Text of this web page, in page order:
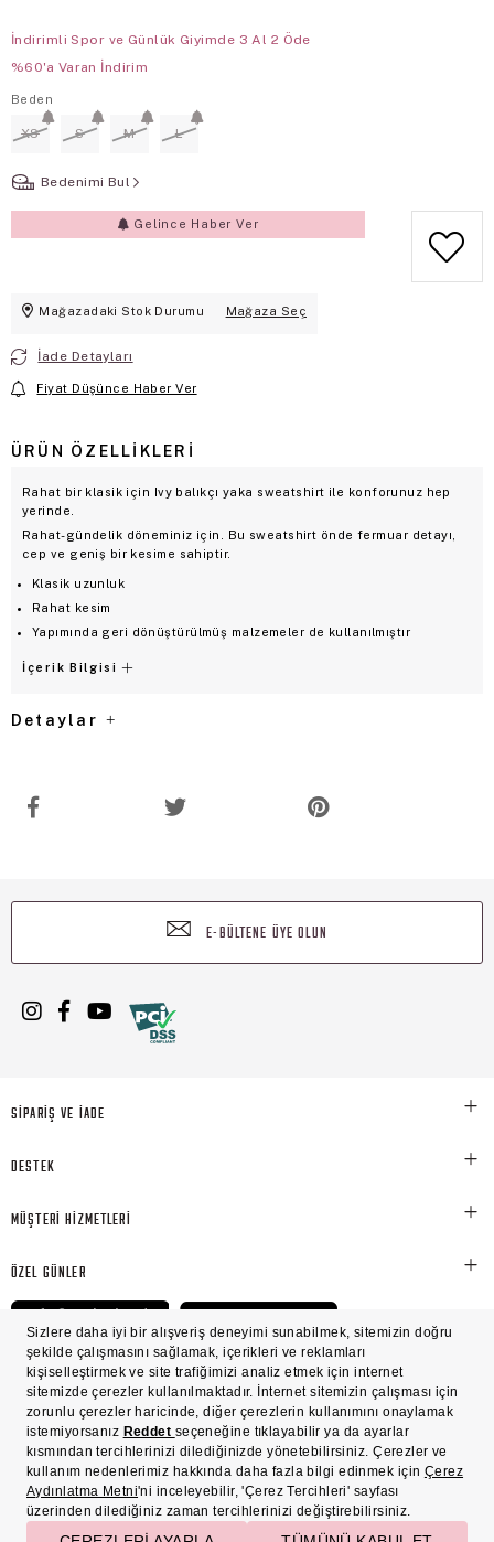
İndirimli Spor ve Günlük Giyimde 3 Al 2 Öde
%60'a Varan İndirim
Beden
XS S M L
Bedenimi Bul
Gelince Haber Ver
Mağazadaki Stok Durumu Mağaza Seç
İade Detayları
Fiyat Düşünce Haber Ver
ÜRÜN ÖZELLIKLERI
Rahat bir klasik için Ivy balıkçı yaka sweatshirt ile konforunuz hep
yerinde.
Rahat-gündelik döneminiz için. Bu sweatshirt önde fermuar detayı,
cep ve geniş bir kesime sahiptir.
Klasik uzunluk
Rahat kesim
Yapımında geri dönüştürülmüş malzemeler de kullanılmıştır
İçerik Bilgisi
Detaylar
E-BÜLTENE ÜYE OLUN
SİPARİŞ VE İADE
DESTEK
MÜŞTERİ HİZMETLERİ
ÖZEL GÜNLER
© Victoria's Secret Shaya Mağazacılık A.Ş. Franchise lisansı aracılığıyla işletilen ticari
markasıdır. Her hakkı saklıdır.
Ön Bilgilendirme
Süreç Bazlı Müşteri Aydınlatma Metni
İşlem Rehberi